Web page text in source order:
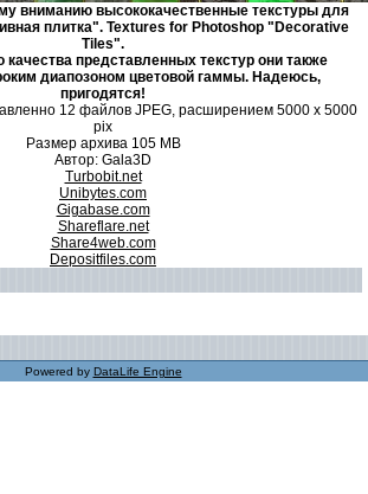
вниманию высококачественные текстуры для
плитка". Textures for Photoshop "Decorative
Tiles".
представленных текстур они также
диапозоном цветовой гаммы. Надеюсь,
пригодятся!
12 файлов JPEG, расширением 5000 x 5000
pix
Размер архива 105 MB
Автор: Gala3D
Turbobit.net
Unibytes.com
Gigabase.com
Shareflare.net
Share4web.com
Depositfiles.com
Powered by DataLife Engine